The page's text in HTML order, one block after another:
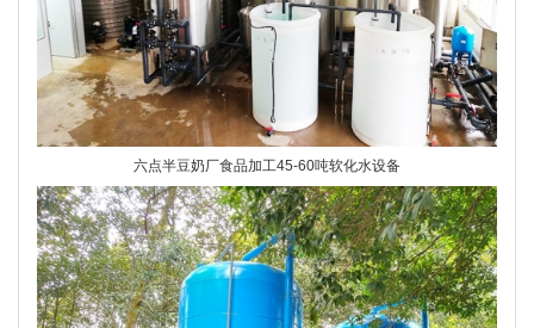
六点半豆奶厂食品加工45-60吨软化水设备